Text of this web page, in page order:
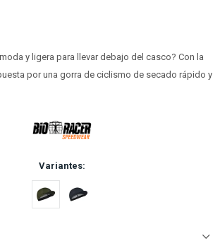
y ligera para llevar debajo del casco? Con la
por una gorra de ciclismo de secado rápido y
Variantes: